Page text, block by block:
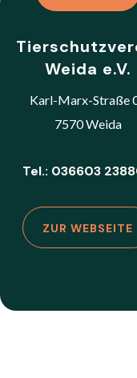
Weida e.V.
Karl-Marx-Straße
7570 Weida
Tel.: 036603
ZUR WEBSEITE